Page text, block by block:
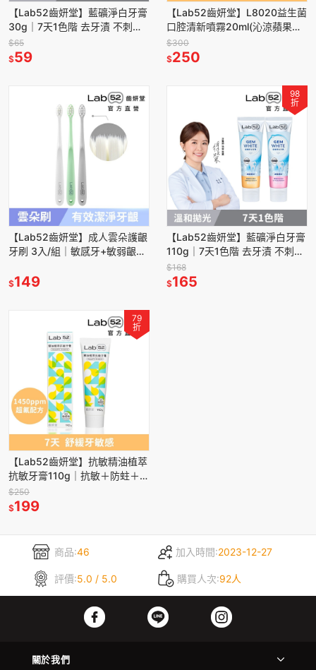
【Lab52齒妍堂】藍礦淨白牙膏
30g｜7天1色階 去牙漬 不刺激
抵禦再染色 亮白牙膏 美白牙膏
含氟牙膏 隨身包
$65
$59
【Lab52齒妍堂】L8020益生菌
口腔清新噴霧20ml(沁涼蘋果烏
龍/清新柑橘)｜清新口氣 強健牙
齦 巨星陳孟賢推薦
$300
$250
【Lab52齒妍堂】成人雲朵護齦
牙刷 3入/組｜敏感牙+敏弱齦
刷
$149
98
折
【Lab52齒妍堂】藍礦淨白牙膏
110g｜7天1色階 去牙漬 不刺激
抵禦再染色 亮白牙膏 美白牙膏
含氟牙膏
$168
$165
79
折
【Lab52齒妍堂】抗敏精油植萃
抗敏牙膏110g｜抗敏＋防蛀＋修
護 牙套族適用 抗敏感 不刺激
1450ppm超氟
$250
$199
商品:46 加入時間:2023-12-27
評價:5.0 / 5.0 購買人次:92人
關於我們